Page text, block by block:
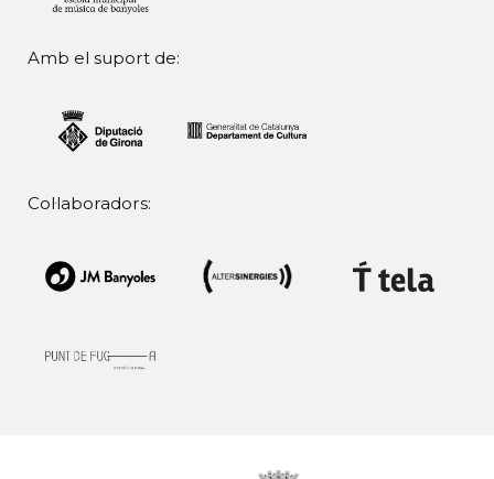
Amb el suport de:
Col·laboradors: